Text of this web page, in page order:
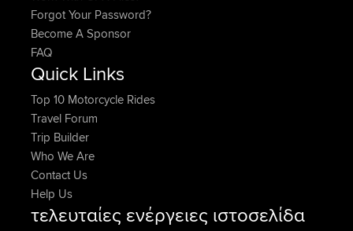
Forgot Your Password?
Become A Sponsor
FAQ
Quick Links
Top 10 Motorcycle Rides
Travel Forum
Trip Builder
Who We Are
Contact Us
Help Us
τελευταίες ενέργειες ιστοσελίδα